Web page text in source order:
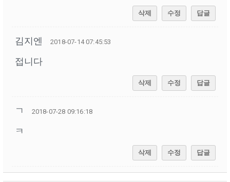
삭제 수정 답글
김지엔 2018-07-14 07:45:53
접니다
삭제 수정 답글
ㄱ 2018-07-28 09:16:18
ㅋ
삭제 수정 답글